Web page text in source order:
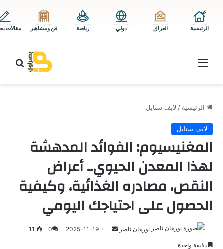
الرئيسية العراق دولي رياضة فن ومشاهير مقالات
القائمة
الرئيسية / لايف ستايل
لايف ستايل
المغنيسيوم: الفوائد المدهشة
لهذا المعدن الحيوي.. أعراض
النقص، مصادره الغذائية، وكيفية
الحصول على احتياجك اليومي
نورهان ناصر
أرسل 2025-11-19
0
دقيقة واحدة